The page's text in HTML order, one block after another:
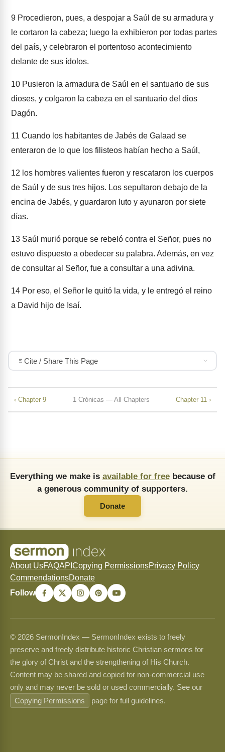
9 Procedieron, pues, a despojar a Saúl de su armadura y
le cortaron la cabeza; luego la exhibieron por todas partes
del país, y celebraron el portentoso acontecimiento
delante de sus ídolos.
10 Pusieron la armadura de Saúl en el santuario de sus
dioses, y colgaron la cabeza en el santuario del dios
Dagón.
11 Cuando los habitantes de Jabés de Galaad se
enteraron de lo que los filisteos habían hecho a Saúl,
12 los hombres valientes fueron y rescataron los cuerpos
de Saúl y de sus tres hijos. Los sepultaron debajo de la
encina de Jabés, y guardaron luto y ayunaron por siete
días.
13 Saúl murió porque se rebeló contra el Señor, pues no
estuvo dispuesto a obedecer su palabra. Además, en vez
de consultar al Señor, fue a consultar a una adivina.
14 Por eso, el Señor le quitó la vida, y le entregó el reino
a David hijo de Isaí.
Cite / Share This Page
‹ Chapter 9 1 Crónicas — All Chapters Chapter 11 ›
Everything we make is available for freebecause of
a generous community of supporters.
Donate
About UsFAQAPI Copying PermissionsPrivacy Policy
CommendationsDonate
Follow
© 2026 SermonIndex — SermonIndex exists to freely
preserve and freely distribute historic Christian sermons for
the glory of Christ and the strengthening of His Church.
Content may be shared and copied for non-commercial use
only and may never be sold or used commercially. See our
Copying Permissions
page for full guidelines.